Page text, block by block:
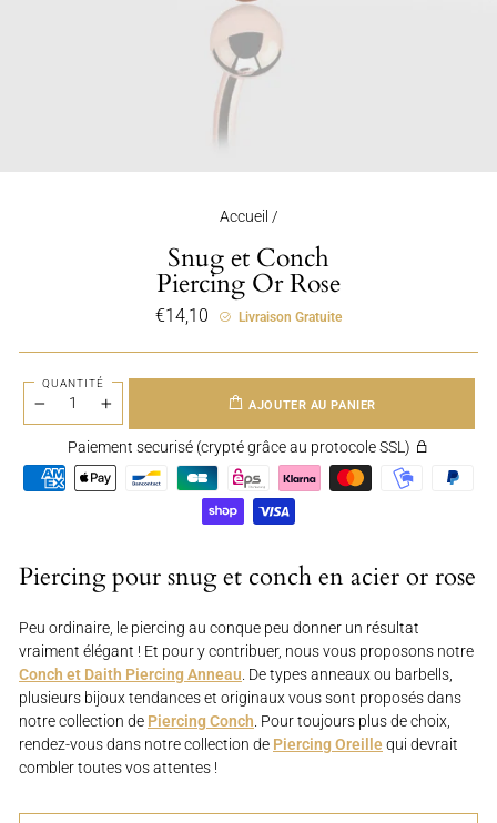
Accueil /
Snug et Conch
Piercing Or Rose
€14,10
PrixLivraison Gratuite
QUANTITÉ
+
AJOUTER AU PANIER
Paiement securisé (crypté grâce au protocole SSL)
Piercing pour snug et conch en acier or rose
Peu ordinaire, le piercing au conque peu donner un résultat
vraiment élégant ! Et pour y contribuer, nous vous proposons notre
Conch et Daith Piercing Anneau. De types anneaux ou barbells,
plusieurs bijoux tendances et originaux vous sont proposés dans
notre collection de Piercing Conch. Pour toujours plus de choix,
rendez-vous dans notre collection de Piercing Oreille qui devrait
combler toutes vos attentes !